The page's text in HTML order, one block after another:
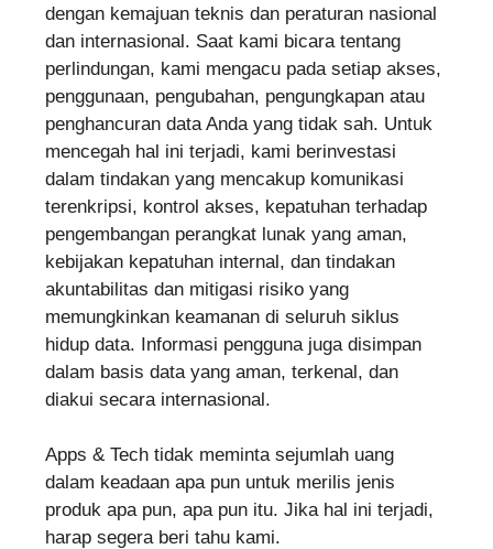
dengan kemajuan teknis dan peraturan nasional
dan internasional. Saat kami bicara tentang
perlindungan, kami mengacu pada setiap akses,
penggunaan, pengubahan, pengungkapan atau
penghancuran data Anda yang tidak sah. Untuk
mencegah hal ini terjadi, kami berinvestasi
dalam tindakan yang mencakup komunikasi
terenkripsi, kontrol akses, kepatuhan terhadap
pengembangan perangkat lunak yang aman,
kebijakan kepatuhan internal, dan tindakan
akuntabilitas dan mitigasi risiko yang
memungkinkan keamanan di seluruh siklus
hidup data. Informasi pengguna juga disimpan
dalam basis data yang aman, terkenal, dan
diakui secara internasional.
Apps & Tech tidak meminta sejumlah uang
dalam keadaan apa pun untuk merilis jenis
produk apa pun, apa pun itu. Jika hal ini terjadi,
harap segera beri tahu kami.